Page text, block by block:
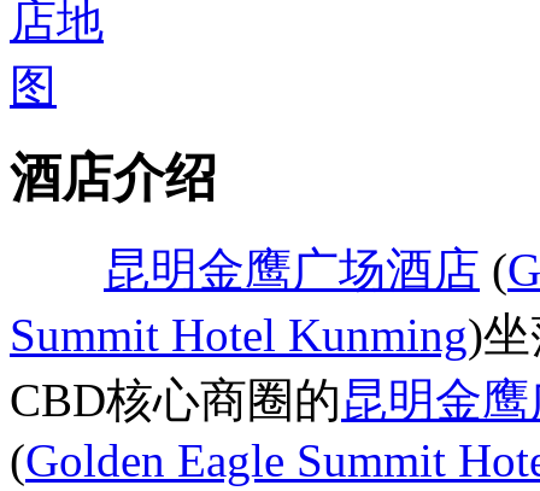
酒店介绍
昆明金鹰广场酒店 (
Summit Hotel Kunming)
CBD核心商圈的昆明金
(Golden Eagle Summit